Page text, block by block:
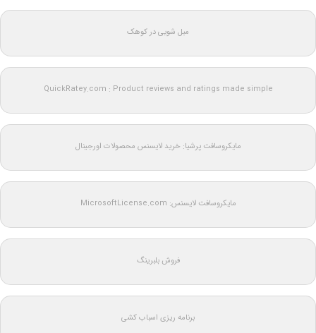
مبل شویی در کوهک
QuickRatey.com : Product reviews and ratings made simple
مایکروسافت پرشیا: خرید لایسنس محصولات اورجینال
مایکروسافت لایسنس: MicrosoftLicense.com
فروش بلبرینگ
برنامه ریزی اسباب کشی